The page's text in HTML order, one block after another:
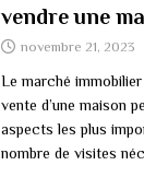
vendre une
novembre 21, 2023
Le marché
vente d’une maison
aspects les plus
nombre de visites